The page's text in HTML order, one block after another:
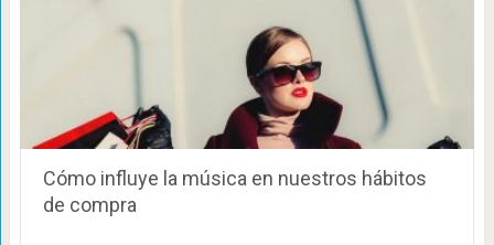
Cómo influye la música en nuestros hábitos
de compra